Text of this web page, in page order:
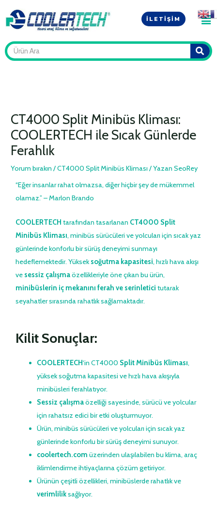
atla
İLETIŞIM
CT4000 Split Minibüs Kliması:
COOLERTECH ile Sıcak Günlerde
Ferahlık
Yorum bırakın /CT4000 Split Minibüs Kliması / Yazan SeoRey
“Eğer insanlar rahat olmazsa, diğer hiçbir şey de mükemmel
olamaz.” – Marlon Brando
COOLERTECH tarafından tasarlanan CT4000 Split
Minibüs Kliması, minibüs sürücüleri ve yolcuları için sıcak yaz
günlerinde konforlu bir sürüş deneyimi sunmayı
hedeflemektedir. Yüksek soğutma kapasitesi, hızlı hava akışı
ve sessiz çalışmaözellikleriyle öne çıkan bu ürün,
minibüslerin iç mekanını ferah ve serinletici tutarak
seyahatler sırasında rahatlık sağlamaktadır.
Kilit Sonuçlar:
COOLERTECH‘inCT4000 Split Minibüs Kliması,
yükseksoğutma kapasitesi ve hızlı hava akışıyla
minibüsleri ferahlatıyor.
Sessiz çalışmaözelliği sayesinde, sürücü ve yolcular
için rahatsız edici bir etki oluşturmuyor.
Ürün, minibüs sürücüleri ve yolcuları için sıcak yaz
günlerinde konforlu bir sürüş deneyimi sunuyor.
coolertech.com üzerinden ulaşılabilen buklima,araç
iklimlendirmeihtiyaçlarına çözüm getiriyor.
Ürünün çeşitli özellikleri, minibüslerde rahatlık ve
verimliliksağlıyor.
dolaşımı